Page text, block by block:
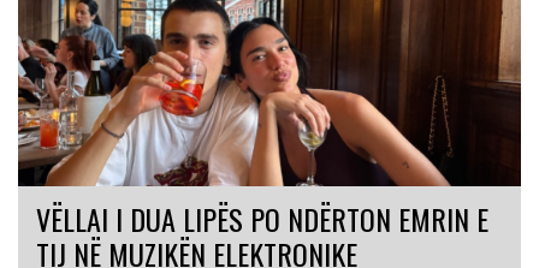
VËLLAI I DUA LIPËS PO NDËRTON EMRIN E
TIJ NË MUZIKËN ELEKTRONIKE